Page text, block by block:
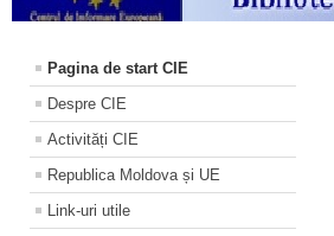
Pagina de start CIE
Despre CIE
Activități CIE
Republica Moldova și UE
Link-uri utile